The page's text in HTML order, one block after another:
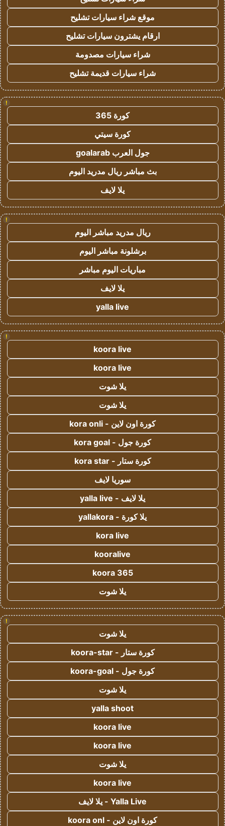
موقع شراء سيارات تشليح
ارقام يشترون سيارات تشليح
شراء سيارات مصدومة
شراء سيارات قديمة تشليح
!
كورة 365
كورة سيتي
جول العرب goalarab
بث مباشر ريال مدريد اليوم
يلا لايف
!
ريال مدريد مباشر اليوم
برشلونة مباشر اليوم
مباريات اليوم مباشر
يلا لايف
yalla live
!
koora live
koora live
يلا شوت
يلا شوت
كورة اون لاين - kora onli
كورة جول - kora goal
كورة ستار - kora star
سوريا لايف
يلا لايف - yalla live
يلا كورة - yallakora
kora live
kooralive
koora 365
يلا شوت
!
يلا شوت
كورة ستار - koora-star
كورة جول - koora-goal
يلا شوت
yalla shoot
koora live
koora live
يلا شوت
koora live
Yalla Live - يلا لايف
كورة اون لاين - koora onl